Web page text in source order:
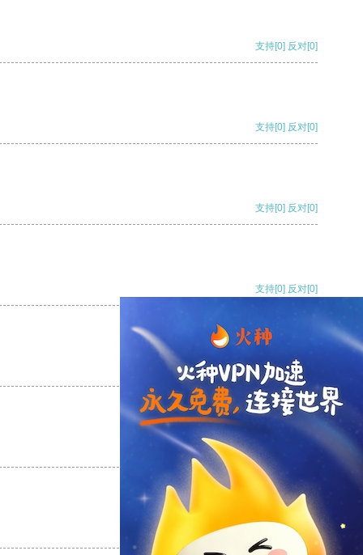
支持[0] 反对[0]
支持[0] 反对[0]
支持[0] 反对[0]
支持[0] 反对[0]
支持[0] 反对
支持
反对 [0]